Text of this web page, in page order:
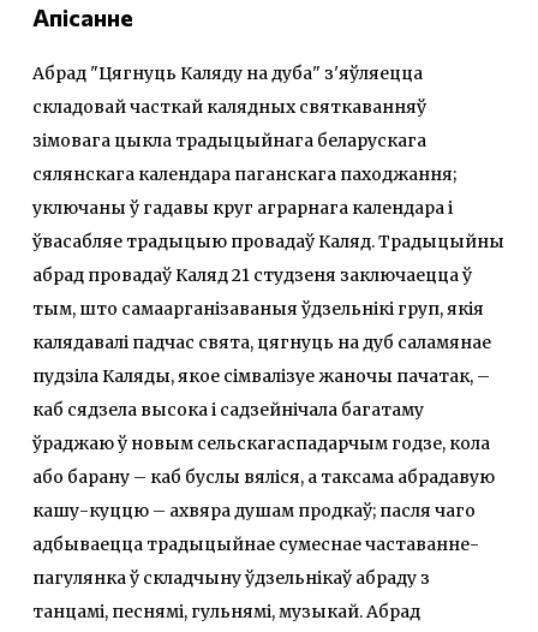
Апісанне
Абрад "Цягнуць Каляду на дуба" з'яўляецца
складовай часткай калядных святкаванняў
зімовага цыкла традыцыйнага беларускага
сялянскага календара паганскага паходжання;
уключаны ў гадавы круг аграрнага календара і
ўвасабляе традыцыю провадаў Каляд. Традыцыйны
абрад провадаў Каляд 21 студзеня заключаецца ў
тым, што самаарганізаваныя ўдзельнікі груп, якія
калядавалі падчас свята, цягнуць на дуб саламянае
пудзіла Каляды, якое сімвалізуе жаночы пачатак, –
каб сядзела высока і садзейнічала багатаму
ўраджаю ў новым сельскагаспадарчым годзе, кола
або барану – каб буслы вяліся, а таксама абрадавую
кашу-куццю – ахвяра душам продкаў; пасля чаго
адбываецца традыцыйнае сумеснае частаванне-
пагулянка ў складчыну ўдзельнікаў абраду з
танцамі, песнямі, гульнямі, музыкай. Абрад